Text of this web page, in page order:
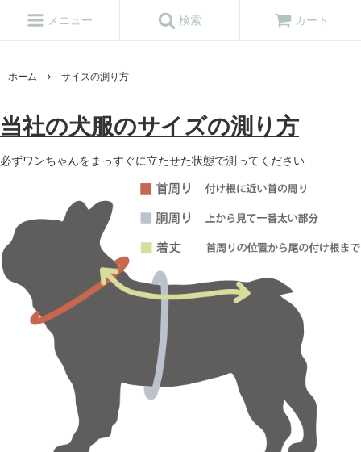
メニュー 検索 カート
ホーム サイズの測り方
当社の犬服のサイズの測り方
必ずワンちゃんをまっすぐに立たせた状態で測ってください